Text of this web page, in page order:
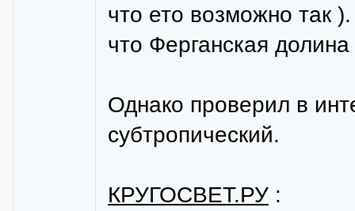
что ето возможно так
что Ферганская
Однако проверил в
субтропический.
КРУГОСВЕТ.РУ :